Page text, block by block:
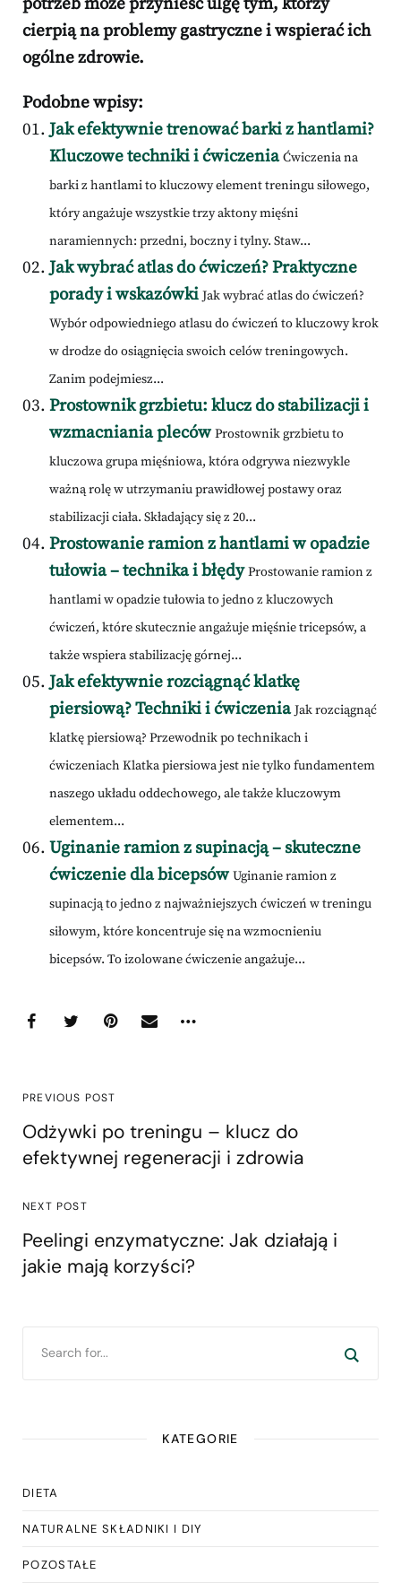
cierpią na problemy gastryczne i wspierać ich
ogólne zdrowie.
Podobne wpisy:
Jak efektywnie trenować barki z hantlami?
Kluczowe techniki i ćwiczenia Ćwiczenia na
barki z hantlami to kluczowy element treningu siłowego,
który angażuje wszystkie trzy aktony mięśni
naramiennych: przedni, boczny i tylny. Staw...
Jak wybrać atlas do ćwiczeń? Praktyczne
porady i wskazówki Jak wybrać atlas do ćwiczeń?
Wybór odpowiedniego atlasu do ćwiczeń to kluczowy krok
w drodze do osiągnięcia swoich celów treningowych.
Zanim podejmiesz...
Prostownik grzbietu: klucz do stabilizacji i
wzmacniania pleców Prostownik grzbietu to
kluczowa grupa mięśniowa, która odgrywa niezwykle
ważną rolę w utrzymaniu prawidłowej postawy oraz
stabilizacji ciała. Składający się z 20...
Prostowanie ramion z hantlami w opadzie
tułowia – technika i błędy Prostowanie ramion z
hantlami w opadzie tułowia to jedno z kluczowych
ćwiczeń, które skutecznie angażuje mięśnie tricepsów, a
także wspiera stabilizację górnej...
Jak efektywnie rozciągnąć klatkę
piersiową? Techniki i ćwiczenia Jak rozciągnąć
klatkę piersiową? Przewodnik po technikach i
ćwiczeniach Klatka piersiowa jest nie tylko fundamentem
naszego układu oddechowego, ale także kluczowym
elementem...
Uginanie ramion z supinacją – skuteczne
ćwiczenie dla bicepsów Uginanie ramion z
supinacją to jedno z najważniejszych ćwiczeń w treningu
siłowym, które koncentruje się na wzmocnieniu
bicepsów. To izolowane ćwiczenie angażuje...
PREVIOUS POST
Odżywki po treningu – klucz do
efektywnej regeneracji i zdrowia
NEXT POST
Peelingi enzymatyczne: Jak działają i
jakie mają korzyści?
KATEGORIE
DIETA
NATURALNE SKŁADNIKI I DIY
POZOSTAŁE